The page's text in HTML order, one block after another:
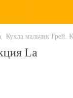
Кукла мальчик Грей.
La